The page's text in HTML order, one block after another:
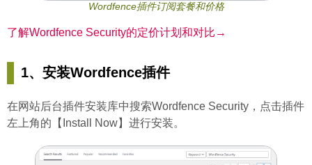
Wordfence插件订阅套餐和价格
了解Wordfence Security的定价计划和对比→
1、安装Wordfence插件
在网站后台插件安装库中搜索Wordfence Security，点击插件
左上角的【Install Now】进行安装。